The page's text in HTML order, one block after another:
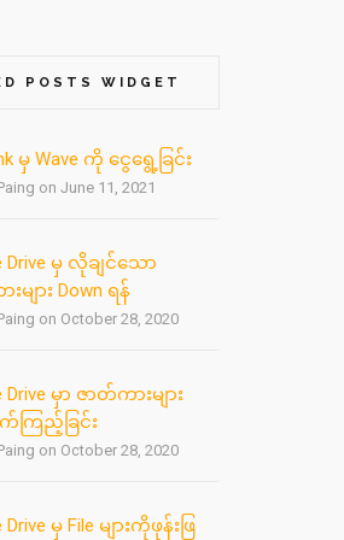
POSTS WIDGET
မှ Wave ကို ငွေရွေ့ခြင်း
on June 11, 2021
Drive မှ လိုချင်သော
များ Down ရန်
on October 28, 2020
Drive မှာ ဇာတ်ကားများ
ြည့်ခြင်း
on October 28, 2020
Drive မှ File များကိုဖုန်းဖြ